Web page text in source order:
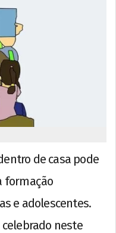
de casa pode
formação
e adolescentes.
celebrado neste